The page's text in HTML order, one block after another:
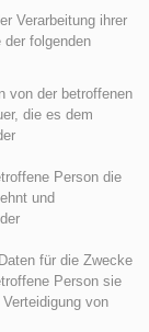
Verarbeitung ihrer
der folgenden
von der betroffenen
die es dem
Person die
und
für die Zwecke
Person sie
von